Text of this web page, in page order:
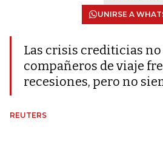
UNIRSE A
Las crisis crediticias no
compañeros de viaje
recesiones, pero no
REUTERS